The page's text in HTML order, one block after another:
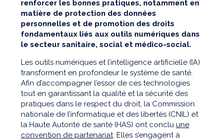
renforcer les bonnes pratiques, notamment en
matière de protection des données
personnelles et de promotion des droits
fondamentaux liés aux outils numériques dans
le secteur sanitaire, social et médico-social.
Les outils numériques et l’intelligence artificielle (IA)
transforment en profondeur le système de santé.
Afin d’accompagner l’essor de ces technologies
tout en garantissant la qualité et la sécurité des
pratiques dans le respect du droit, la Commission
nationale de l’informatique et des libertés (CNIL) et
la Haute Autorité de santé (HAS) ont conclu une
convention de partenariat. Elles s’engagent à